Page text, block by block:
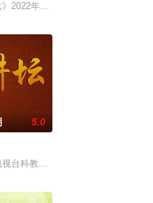
编《粤无双》实体专辑，
围，旨在通过轻松自然的形式解锁
类”栏目。“强力推出”第一时段，独
2022年1月1日起与你相约每周六20
流音乐综艺《天籁与
读文化现象、重温经典作品为内容
，这次不止比技术，更要玩灵魂共
5.0
视台科教频道（CCTV-10）2001年